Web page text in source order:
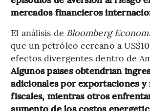
mercados financieros
El análisis de Bloomberg
que un petróleo cercano a
efectos divergentes dentro de
Algunos países obtendrían
adicionales por exportaciones y
fiscales, mientras otros
aumento de los costos